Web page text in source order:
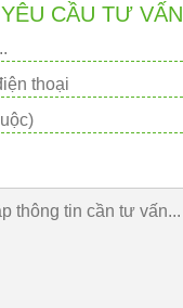
YÊU CẦU TƯ VẤN